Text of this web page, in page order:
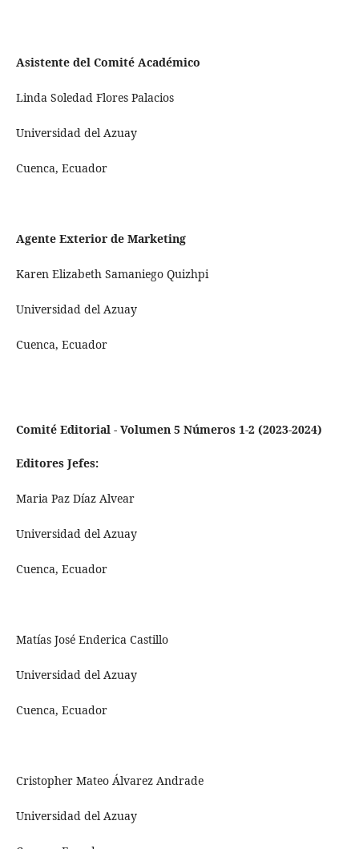
Asistente del Comité Académico
Linda Soledad Flores Palacios
Universidad del Azuay
Cuenca, Ecuador
Agente Exterior de Marketing
Karen Elizabeth Samaniego Quizhpi
Universidad del Azuay
Cuenca, Ecuador
Comité Editorial - Volumen 5 Números 1-2 (2023-2024)
Editores Jefes:
Maria Paz Díaz Alvear
Universidad del Azuay
Cuenca, Ecuador
Matías José Enderica Castillo
Universidad del Azuay
Cuenca, Ecuador
Cristopher Mateo Álvarez Andrade
Universidad del Azuay